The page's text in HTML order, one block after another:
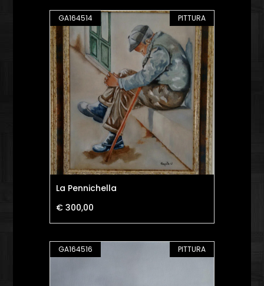
GA164514 PITTURA
La Pennichella
€ 300,00
GA164516 PITTURA